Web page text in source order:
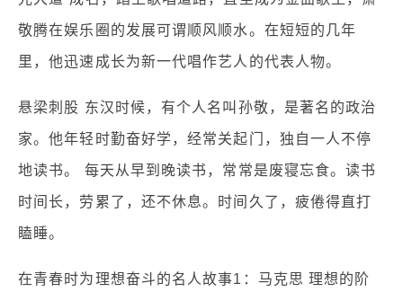
敬腾在娱乐圈的发展可谓顺风顺水。在短短的几年
里，他迅速成长为新一代唱作艺人的代表人物。
悬梁刺股 东汉时候，有个人名叫孙敬，是著名的政治
家。他年轻时勤奋好学，经常关起门，独自一人不停
地读书。 每天从早到晚读书，常常是废寝忘食。读书
时间长，劳累了，还不休息。时间久了，疲倦得直打
瞌睡。
在青春时为理想奋斗的名人故事1：马克思 理想的阶